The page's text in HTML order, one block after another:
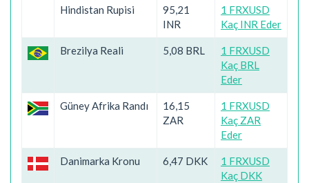
Hindistan Rupisi
95,21
INR
1 FRXUSD
Kaç INR Eder
Brezilya Reali 5,08 BRL
1 FRXUSD
Kaç BRL
Eder
Güney Afrika Randı
16,15
ZAR
1 FRXUSD
Kaç ZAR
Eder
Danimarka Kronu 6,47 DKK
1 FRXUSD
Kaç DKK